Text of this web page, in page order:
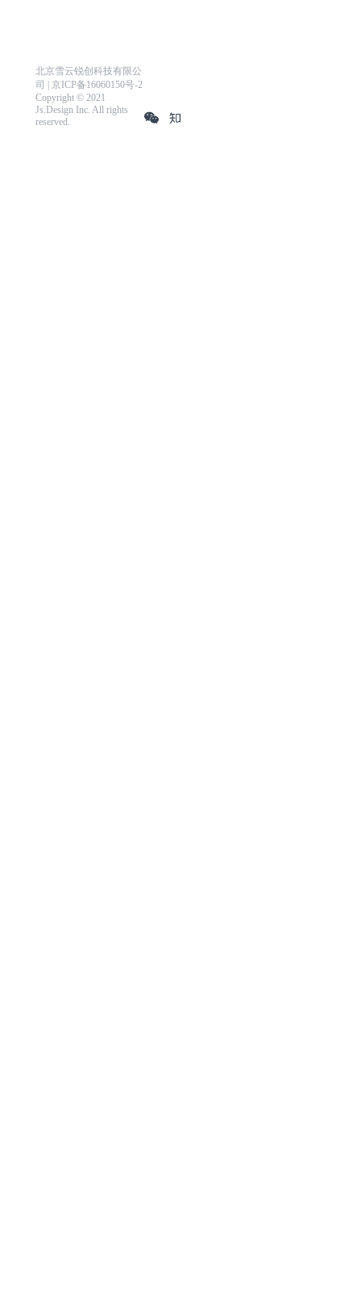
北京雪云锐创科技有限公
司 | 京ICP备16060150号-2
Copyright © 2021
Js.Design Inc. All rights
reserved.